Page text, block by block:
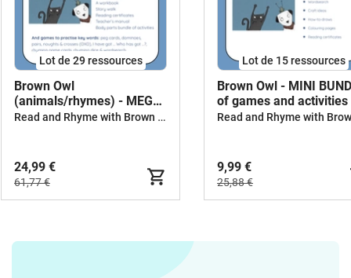
Lot de 29 ressources
Brown Owl
(animals/rhymes) - MEGA
BUNDLE
Read and Rhyme with Brown Owl
24,99 €
61,77 €
Lot de 15 ressources
Brown Owl - MINI
of games and activities
9,99 €
25,88 €